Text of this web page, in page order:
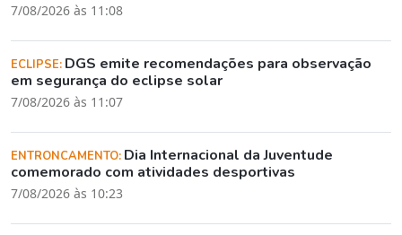
7/08/2026 às 11:08
ECLIPSE: DGS emite recomendações para observação
em segurança do eclipse solar
7/08/2026 às 11:07
ENTRONCAMENTO: Dia Internacional da Juventude
comemorado com atividades desportivas
7/08/2026 às 10:23